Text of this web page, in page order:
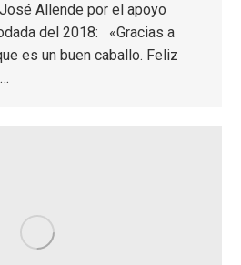
Allende por el apoyo
del 2018: «Gracias a
es un buen caballo. Feliz